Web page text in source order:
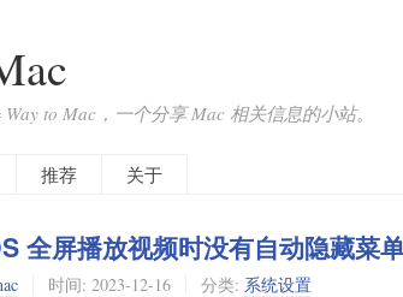
to Mac，一个分享 Mac 相关信息的小站。
推荐 关于
全屏播放视频时没有自动隐藏菜
时间: 2023-12-16 分类: 系统设置